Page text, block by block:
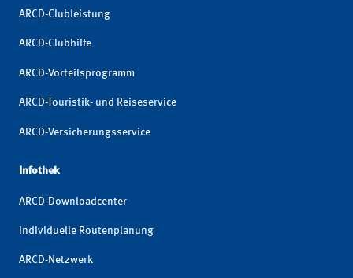
ARCD-Clubleistung
ARCD-Clubhilfe
ARCD-Vorteilsprogramm
ARCD-Touristik- und Reiseservice
ARCD-Versicherungsservice
Infothek
ARCD-Downloadcenter
Individuelle Routenplanung
ARCD-Netzwerk